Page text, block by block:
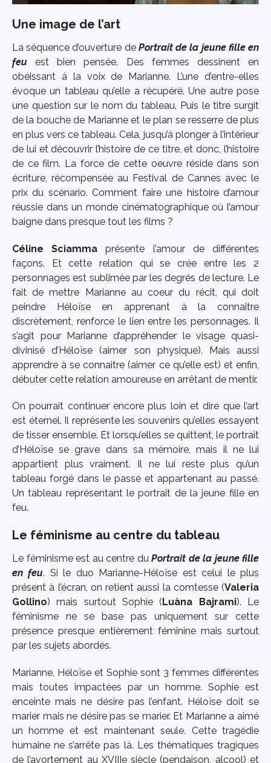
Une image de l’art
La séquence d’ouverture de Portrait de la jeune fille en
feu
est bien pensée. Des femmes dessinent en
obéissant à la voix de Marianne. L’une d’entre-elles
évoque un tableau qu’elle a récupéré. Une autre pose
une question sur le nom du tableau. Puis le titre surgit
de la bouche de Marianne et le plan se resserre de plus
en plus vers ce tableau. Cela, jusqu’à plonger à l’intérieur
de lui et découvrir l’histoire de ce titre, et donc, l’histoire
de ce film. La force de cette oeuvre réside dans son
écriture, récompensée au Festival de Cannes avec le
prix du scénario. Comment faire une histoire d’amour
réussie dans un monde cinématographique où l’amour
baigne dans presque tout les films ?
Céline Sciammaprésente l’amour de différentes
façons. Et cette relation qui se crée entre les 2
personnages est sublimée par les degrés de lecture. Le
fait de mettre Marianne au coeur du récit, qui doit
peindre Héloïse en apprenant à la connaitre
discrètement, renforce le lien entre les personnages. Il
s’agit pour Marianne d’appréhender le visage quasi-
divinisé d’Héloïse (aimer son physique). Mais aussi
apprendre à se connaitre (aimer ce qu’elle est) et enfin,
débuter cette relation amoureuse en arrêtant de mentir.
On pourrait continuer encore plus loin et dire que l’art
est éternel. Il représente les souvenirs qu’elles essayent
de tisser ensemble. Et lorsqu’elles se quittent, le portrait
d’Héloïse se grave dans sa mémoire, mais il ne lui
appartient plus vraiment. Il ne lui reste plus qu’un
tableau forgé dans le passé et appartenant au passé.
Un tableau représentant le portrait de la jeune fille en
feu.
Le féminisme au centre du tableau
Le féminisme est au centre du Portrait de la jeune fille
en feu. Si le duo Marianne-Héloïse est celui le plus
présent à l’écran, on retient aussi la comtesse (Valeria
Gollino) mais surtout Sophie ( Luàna Bajrami). Le
féminisme ne se base pas uniquement sur cette
présence presque entièrement féminine mais surtout
par les sujets abordés.
Marianne, Héloïse et Sophie sont 3 femmes différentes
mais toutes impactées par un homme. Sophie est
enceinte mais ne désire pas l’enfant. Héloïse doit se
marier mais ne désire pas se marier. Et Marianne a aimé
un homme et est maintenant seule. Cette tragédie
humaine ne s’arrête pas là. Les thématiques tragiques
de l’avortement au XVIIIe siècle (pendaison, alcool) et